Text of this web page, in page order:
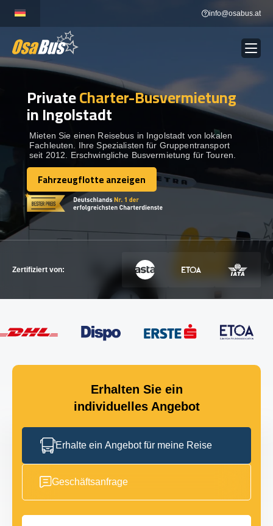
content
info@osabus.at
BUSVERMIETUNG Show dropdown
REISEZIELE Show dropdown
FLOTTE
KONTAKTIEREN SIE UNS
KONTAKTIEREN SIE UNS
PrivateCharter-Busvermietung
in Ingolstadt
Mieten Sie einen Reisebus in Ingolstadt von lokalen
Fachleuten. Ihre Spezialisten für Gruppentransport
seit 2012. Erschwingliche Busvermietung für Touren.
Fahrzeugflotte anzeigen
Fahrzeugflotte anzeigen
Zertifiziert von:
Erhalten Sie ein
individuelles Angebot
Erhalte ein Angebot für meine Reise
Geschäftsanfrage
Vollständiger Name